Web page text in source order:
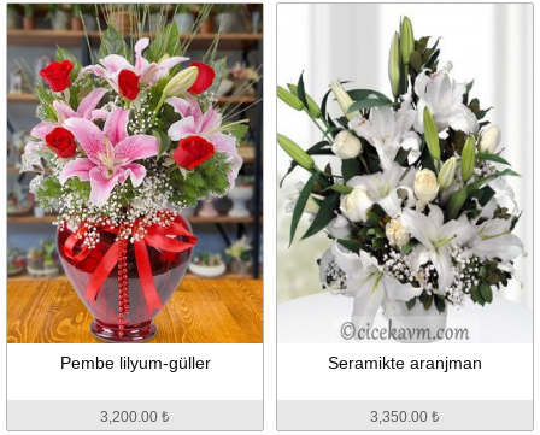
Pembe lilyum-güller
3,200.00 ₺
Seramikte aranjman
3,350.00 ₺